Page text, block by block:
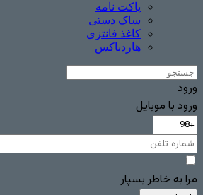
پاکت نامه
ساک دستی
کاغذ فانتزی
هاردباکس
ورود
ورود با موبایل
مرا به خاطر بسپار